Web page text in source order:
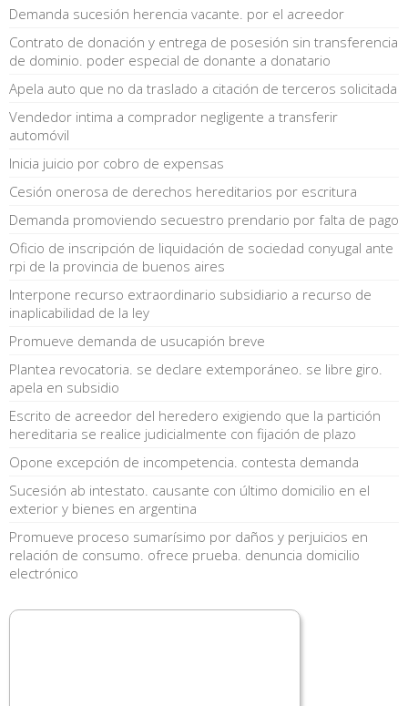
Demanda sucesión herencia vacante. por el acreedor
Contrato de donación y entrega de posesión sin transferencia
de dominio. poder especial de donante a donatario
Apela auto que no da traslado a citación de terceros solicitada
Vendedor intima a comprador negligente a transferir
automóvil
Inicia juicio por cobro de expensas
Cesión onerosa de derechos hereditarios por escritura
Demanda promoviendo secuestro prendario por falta de pago
Oficio de inscripción de liquidación de sociedad conyugal ante
rpi de la provincia de buenos aires
Interpone recurso extraordinario subsidiario a recurso de
inaplicabilidad de la ley
Promueve demanda de usucapión breve
Plantea revocatoria. se declare extemporáneo. se libre giro.
apela en subsidio
Escrito de acreedor del heredero exigiendo que la partición
hereditaria se realice judicialmente con fijación de plazo
Opone excepción de incompetencia. contesta demanda
Sucesión ab intestato. causante con último domicilio en el
exterior y bienes en argentina
Promueve proceso sumarísimo por daños y perjuicios en
relación de consumo. ofrece prueba. denuncia domicilio
electrónico